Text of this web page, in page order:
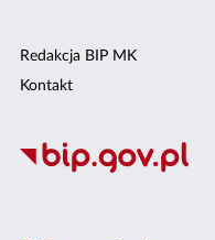
Redakcja BIP MK
Kontakt